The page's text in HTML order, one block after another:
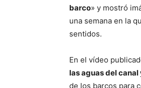
barco» y mostró
una semana en la
sentidos.
En el vídeo
las aguas del
de los barcos para